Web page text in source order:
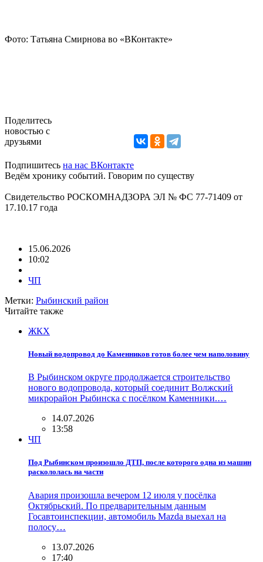
Фото: Татьяна Смирнова во «ВКонтакте»
Поделитесь
новостью с
друзьями
Подпишитесь на нас ВКонтакте
Ведём хронику событий. Говорим по существу
Свидетельство РОСКОМНАДЗОРА ЭЛ № ФС 77-71409 от
17.10.17 года
15.06.2026
10:02
ЧП
Метки: Рыбинский район
Читайте также
ЖКХ
Новый водопровод до Каменников готов более чем наполовину
В Рыбинском округе продолжается строительство
нового водопровода, который соединит Волжский
микрорайон Рыбинска с посёлком Каменники.…
14.07.2026
13:58
ЧП
Под Рыбинском произошло ДТП, после которого одна из машин
раскололась на части
Авария произошла вечером 12 июля у посёлка
Октябрьский. По предварительным данным
Госавтоинспекции, автомобиль Mazda выехал на
полосу…
13.07.2026
17:40